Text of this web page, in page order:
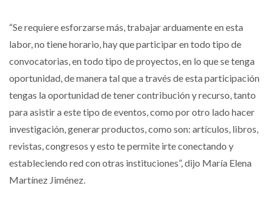
“Se requiere esforzarse más, trabajar arduamente en esta
labor, no tiene horario, hay que participar en todo tipo de
convocatorias, en todo tipo de proyectos, en lo que se tenga
oportunidad, de manera tal que a través de esta participación
tengas la oportunidad de tener contribución y recurso, tanto
para asistir a este tipo de eventos, como por otro lado hacer
investigación, generar productos, como son: artículos, libros,
revistas, congresos y esto te permite irte conectando y
estableciendo red con otras instituciones”, dijo María Elena
Martínez Jiménez.